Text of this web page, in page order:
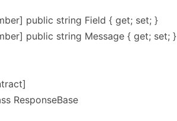
public string Field { get; set; }
public string Message { get; set; }
ResponseBase